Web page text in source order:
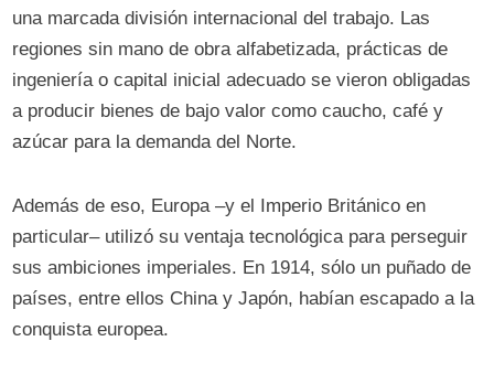
una marcada división internacional del trabajo. Las
regiones sin mano de obra alfabetizada, prácticas de
ingeniería o capital inicial adecuado se vieron obligadas
a producir bienes de bajo valor como caucho, café y
azúcar para la demanda del Norte.
Además de eso, Europa –y el Imperio Británico en
particular– utilizó su ventaja tecnológica para perseguir
sus ambiciones imperiales. En 1914, sólo un puñado de
países, entre ellos China y Japón, habían escapado a la
conquista europea.